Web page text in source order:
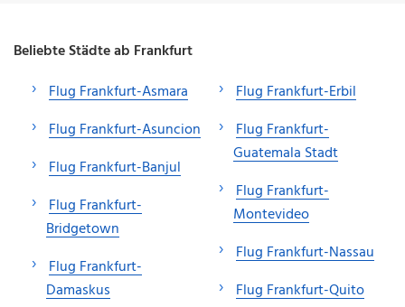
Beliebte Städte ab Frankfurt
Flug Frankfurt-Asmara
Flug Frankfurt-Asuncion
Flug Frankfurt-Banjul
Flug Frankfurt-
Bridgetown
Flug Frankfurt-
Damaskus
Flug Frankfurt-Erbil
Flug Frankfurt-
Guatemala Stadt
Flug Frankfurt-
Montevideo
Flug Frankfurt-Nassau
Flug Frankfurt-Quito